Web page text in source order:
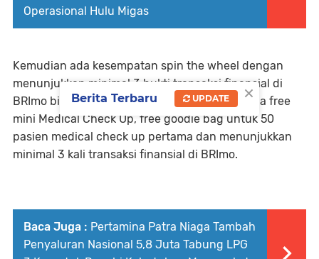
Operasional Hulu Migas
Kemudian ada kesempatan spin the wheel dengan
menunjukkan minimal 3 bukti transaksi finansial di
BRImo bisa mendapatkan hadiah. Lalu juga ada free
mini Medical Check Up, free goodie bag untuk 50
pasien medical check up pertama dan menunjukkan
minimal 3 kali transaksi finansial di BRImo.
Baca Juga : Pertamina Patra Niaga Tambah
Penyaluran Nasional 5,8 Juta Tabung LPG
×
Berita Terbaru UPDATE